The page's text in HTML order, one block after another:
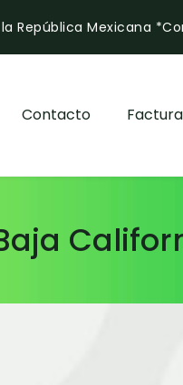
República Mexicana
Contacto